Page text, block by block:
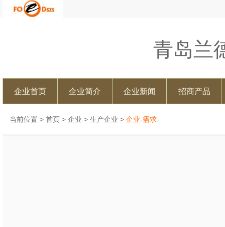
青岛兰
企业首页 企业简介 企业新闻 招商产品
当前位置 > 首页 > 企业 > 生产企业 > 企业-需求